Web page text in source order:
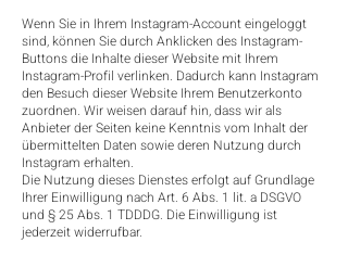
Wenn Sie in Ihrem Instagram-Account eingeloggt
sind, können Sie durch Anklicken des Instagram-
Buttons die Inhalte dieser Website mit Ihrem
Instagram-Profil verlinken. Dadurch kann Instagram
den Besuch dieser Website Ihrem Benutzerkonto
zuordnen. Wir weisen darauf hin, dass wir als
Anbieter der Seiten keine Kenntnis vom Inhalt der
übermittelten Daten sowie deren Nutzung durch
Instagram erhalten.
Die Nutzung dieses Dienstes erfolgt auf Grundlage
Ihrer Einwilligung nach Art. 6 Abs. 1 lit. a DSGVO
und § 25 Abs. 1 TDDDG. Die Einwilligung ist
jederzeit widerrufbar.